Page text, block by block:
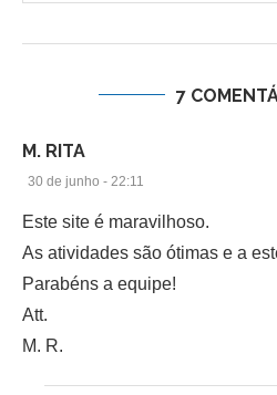
7
M. RITA
30 de junho - 22:11
Este site é maravilhoso.
As atividades são ótimas e a
Parabéns a equipe!
Att.
M. R.